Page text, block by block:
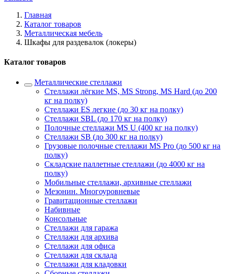
Главная
Каталог товаров
Металлическая мебель
Шкафы для раздевалок (локеры)
Каталог товаров
Металлические стеллажи
Стеллажи лёгкие MS, MS Strong, MS Hard (до 200
кг на полку)
Стеллажи ES легкие (до 30 кг на полку)
Стеллажи SBL (до 170 кг на полку)
Полочные стеллажи MS U (400 кг на полку)
Стеллажи SB (до 300 кг на полку)
Грузовые полочные стеллажи MS Pro (до 500 кг на
полку)
Складские паллетные стеллажи (до 4000 кг на
полку)
Мобильные стеллажи, архивные стеллажи
Мезонин. Многоуровневые
Гравитационные стеллажи
Набивные
Консольные
Стеллажи для гаража
Стеллажи для архива
Стеллажи для офиса
Стеллажи для склада
Стеллажи для кладовки